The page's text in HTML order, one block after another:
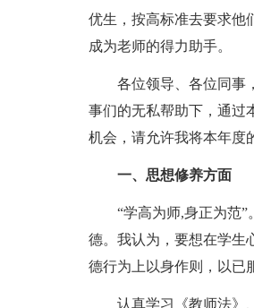
优生，按高标准去要求他
成为老师的得力助手。
各位领导、各位同事
事们的无私帮助下，通过
机会，请允许我将本年度
一、思想修养方面
“学高为师,身正为范
德。我认为，要想在学生
德行为上以身作则，以已
认真学习《教师法》